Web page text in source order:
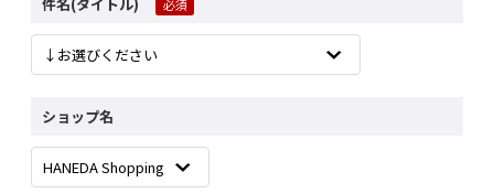
ショップ名